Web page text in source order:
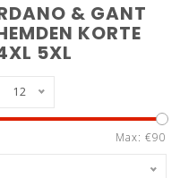
& GANT
KORTE
5XL
12
Max: €90